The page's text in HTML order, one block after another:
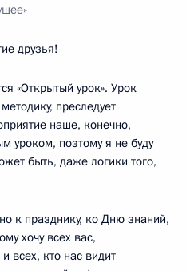
друзья!
«Открытый урок». Урок
преследует
наше, конечно,
уроком, поэтому я не буду
быть, даже логики того,
к празднику, ко Дню знаний,
хочу всех вас,
всех, кто нас видит